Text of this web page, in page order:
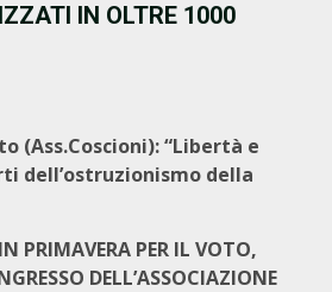
IN OLTRE 1000
(Ass.Coscioni): “Libertà e
dell’ostruzionismo della
PRIMAVERA PER IL VOTO,
DELL’ASSOCIAZIONE